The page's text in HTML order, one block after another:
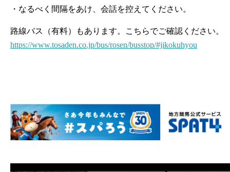
・なるべく間隔をあけ、会話を控えてください。
路線バス（有料）もあります。こちらでご確認ください。
https://www.tosaden.co.jp/bus/rosen/busstop/#jikokuhyou